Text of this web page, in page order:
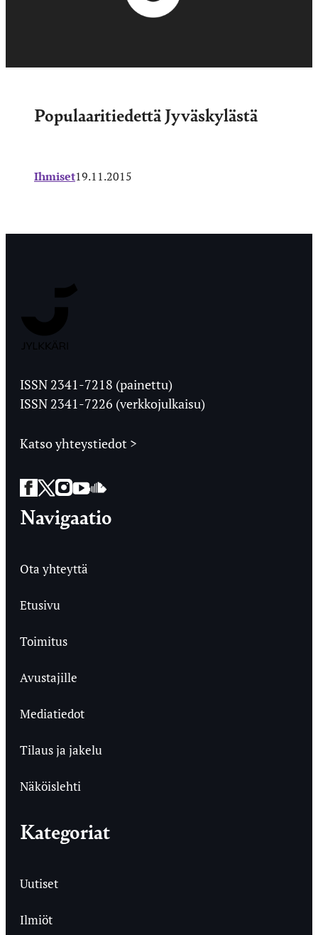
Populaaritiedettä Jyväskylästä
Ihmiset19.11.2015
Ylioppilaslehti
ISSN 2341-7218 (painettu)
ISSN 2341-7226 (verkkojulkaisu)
Katso yhteystiedot >
Facebook
Twitter
Instagram
YouTube
SoundCloud
Navigaatio
Ota yhteyttä
Etusivu
Toimitus
Avustajille
Mediatiedot
Tilaus ja jakelu
Näköislehti
Kategoriat
Uutiset
Ilmiöt